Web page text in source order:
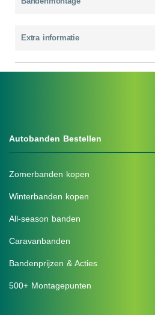
Extra informatie
Autobanden Bestellen
Zomerbanden kopen
Winterbanden kopen
All-season banden
Caravanbanden
Bandenprijzen & Acties
500+ Montagepunten